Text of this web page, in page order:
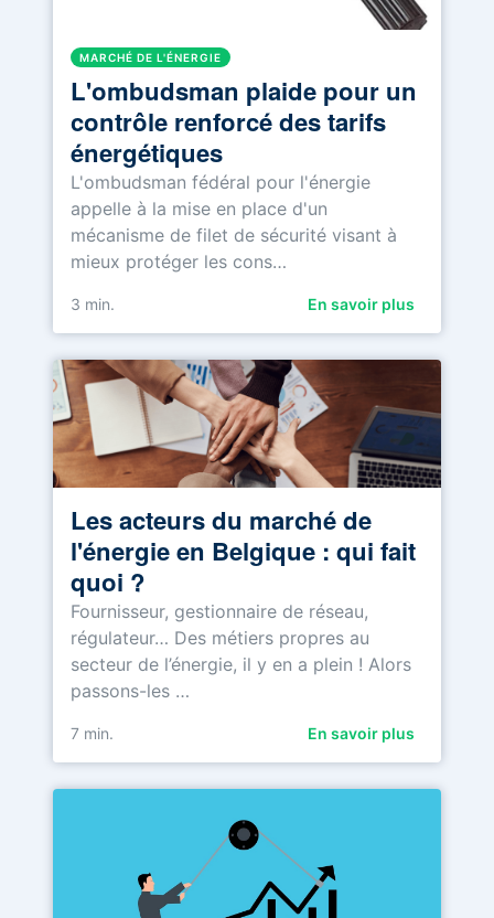
MARCHÉ DE L'ÉNERGIE
L'ombudsman plaide pour un
contrôle renforcé des tarifs
énergétiques
L'ombudsman fédéral pour l'énergie
appelle à la mise en place d'un
mécanisme de filet de sécurité visant à
mieux protéger les cons…
3 min. En savoir plus
Les acteurs du marché de
l'énergie en Belgique : qui fait
quoi ?
Fournisseur, gestionnaire de réseau,
régulateur… Des métiers propres au
secteur de l’énergie, il y en a plein ! Alors
passons-les …
7 min. En savoir plus